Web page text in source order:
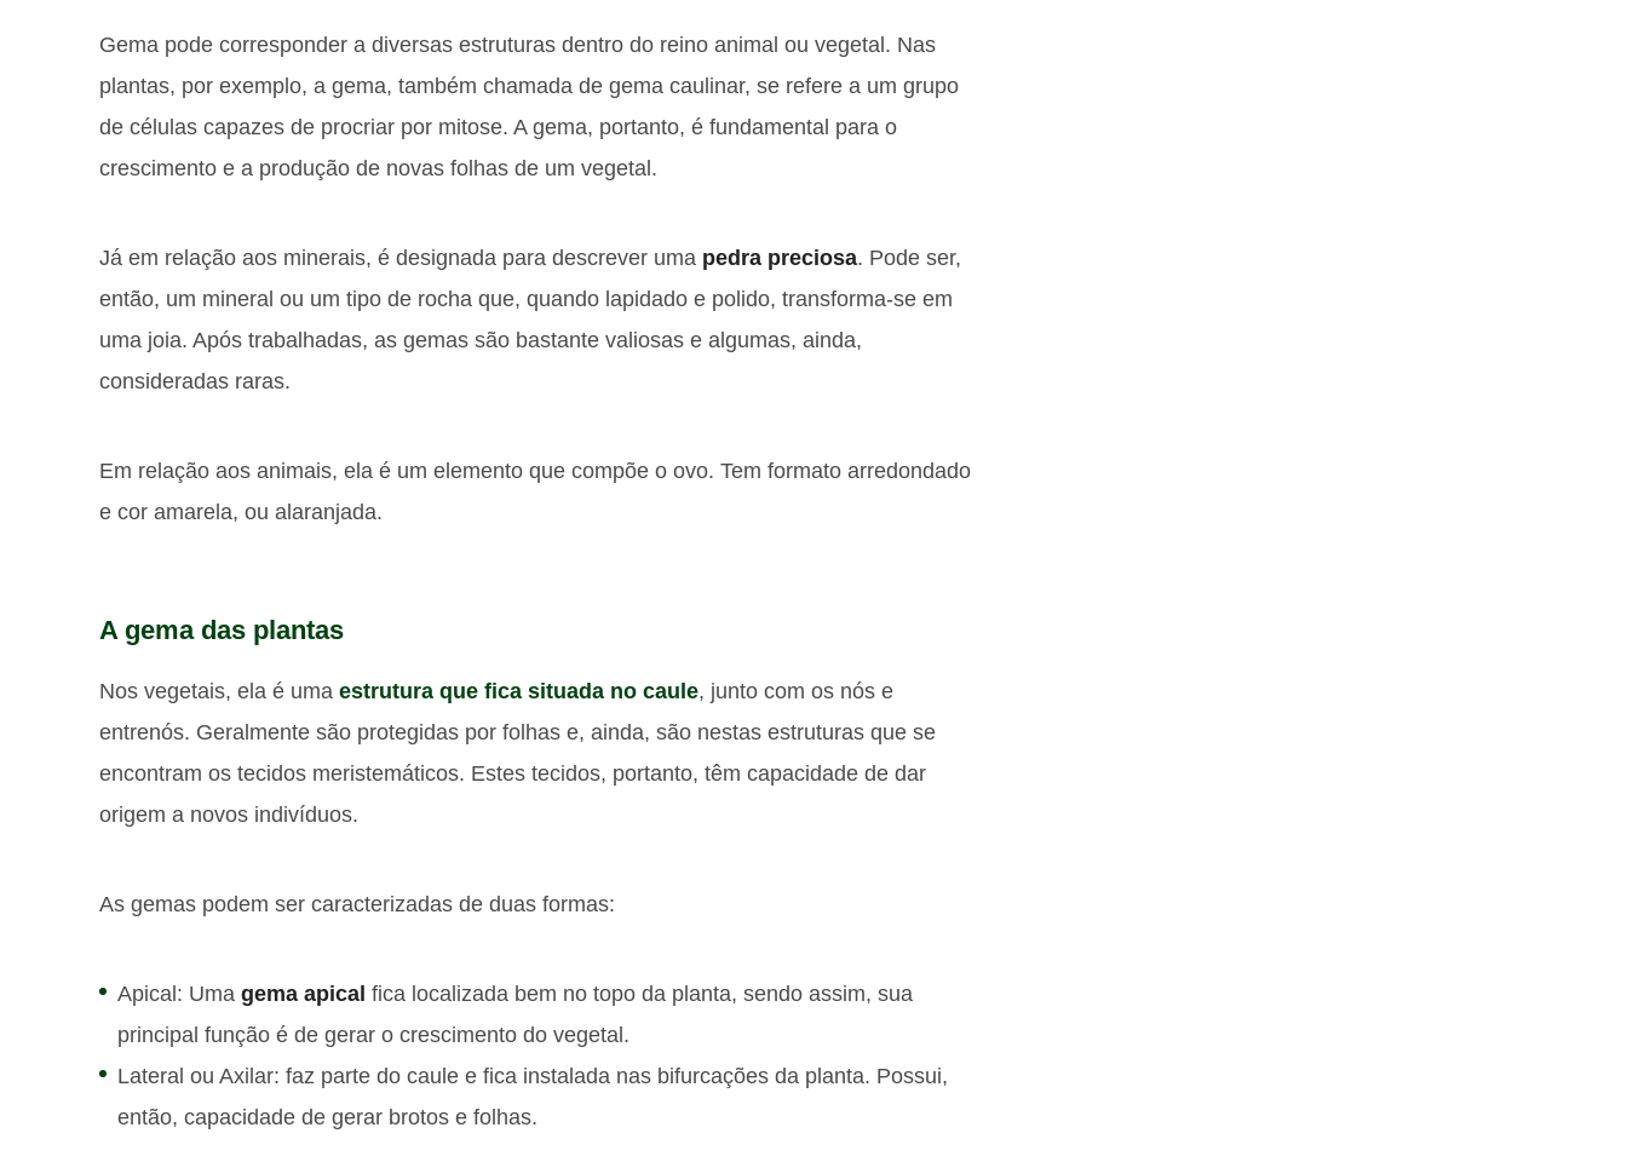
Gema pode corresponder a diversas estruturas dentro do reino animal ou vegetal. Nas
plantas, por exemplo, a gema, também chamada de gema caulinar, se refere a um grupo
de células capazes de procriar por mitose. A gema, portanto, é fundamental para o
crescimento e a produção de novas folhas de um vegetal.
Já em relação aos minerais, é designada para descrever uma pedra preciosa. Pode ser,
então, um mineral ou um tipo de rocha que, quando lapidado e polido, transforma-se em
uma joia. Após trabalhadas, as gemas são bastante valiosas e algumas, ainda,
consideradas raras.
Em relação aos animais, ela é um elemento que compõe o ovo. Tem formato arredondado
e cor amarela, ou alaranjada.
A gema das plantas
Nos vegetais, ela é uma estrutura que fica situada no caule, junto com os nós e
entrenós. Geralmente são protegidas por folhas e, ainda, são nestas estruturas que se
encontram os tecidos meristemáticos. Estes tecidos, portanto, têm capacidade de dar
origem a novos indivíduos.
As gemas podem ser caracterizadas de duas formas:
Apical: Uma gema apical fica localizada bem no topo da planta, sendo assim, sua
principal função é de gerar o crescimento do vegetal.
Lateral ou Axilar: faz parte do caule e fica instalada nas bifurcações da planta. Possui,
então, capacidade de gerar brotos e folhas.